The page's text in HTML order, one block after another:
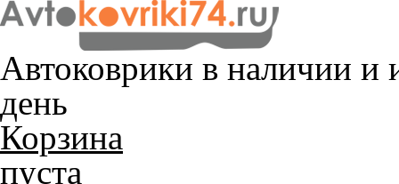
Автоковрики в наличии и
день
Корзина
пуста